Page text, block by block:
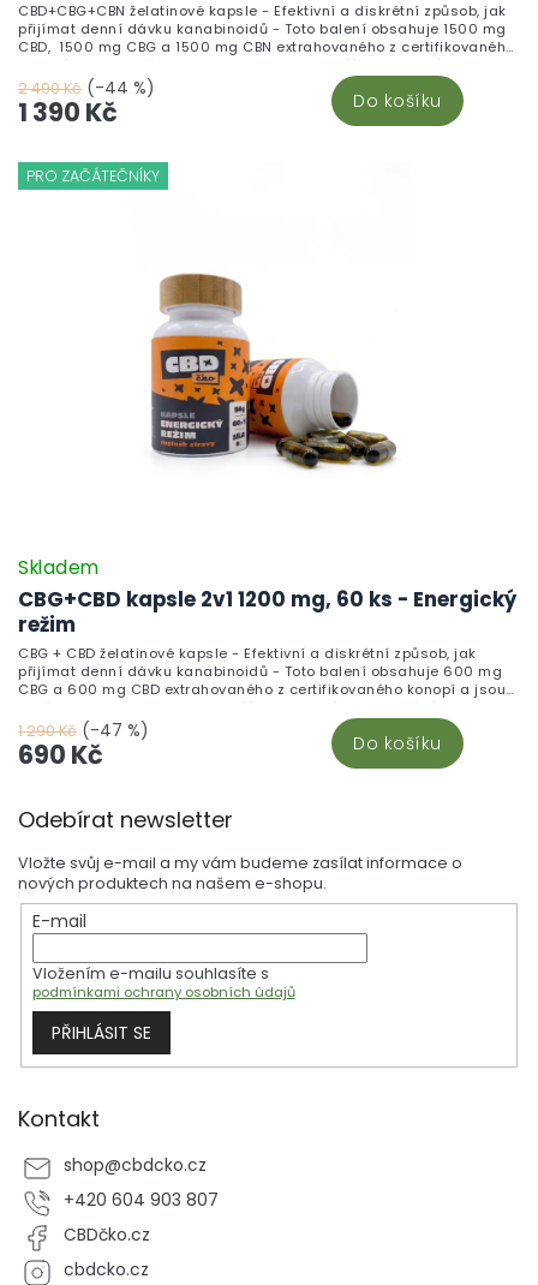
2 490 Kč (-44 %)
1 390 Kč Do košíku
CBD+CBG+CBN želatinové kapsle - Efektivní a diskrétní způsob, jak
přijímat denní dávku kanabinoidů - Toto balení obsahuje 1500 mg
CBD, 1500 mg CBG a 1500 mg CBN extrahovaného z certifikovaného
konopí a jsou skvělou alternativou pro ty, kteří nepreferují
vaporizování nebo nechtějí přímo konzumovat CBD oleje. S
jednoduchým dávkováním (1 kapsle = 25 mg CBD + 25 mg CBG + 25
mg CBN) a diskrétním použitím můžete snadno zahrnout tyto
užívání.
PRO ZAČÁTEČNÍKY
CBG+CBD kapsle 2v1 1200 mg, 60 ks - Energický
režim
Skladem
1 290 Kč (-47 %)
690 Kč Do košíku
CBG + CBD želatinové kapsle - Efektivní a diskrétní způsob, jak
přijímat denní dávku kanabinoidů - Toto balení obsahuje 600 mg
CBG a 600 mg CBD extrahovaného z certifikovaného konopí a jsou
skvělou alternativou pro ty, kteří nepreferují vaporizování nebo
nechtějí přímo konzumovat CBD oleje. S jednoduchým dávkováním
(1 kapsle = 10 mg CBG + 10 mg CBD) a diskrétním použitím můžete
snadno zahrnout tyto kanabinoidy do svého každodenního režimu.
Odebírat newsletter
Vložte svůj e-mail a my vám budeme zasílat informace o
nových produktech na našem e-shopu.
E-mail
Vložením e-mailu souhlasíte s
podmínkami ochrany osobních údajů
PŘIHLÁSIT SE
Kontakt
shop@cbdcko.cz
+420 604 903 807
CBDčko.cz
cbdcko.cz